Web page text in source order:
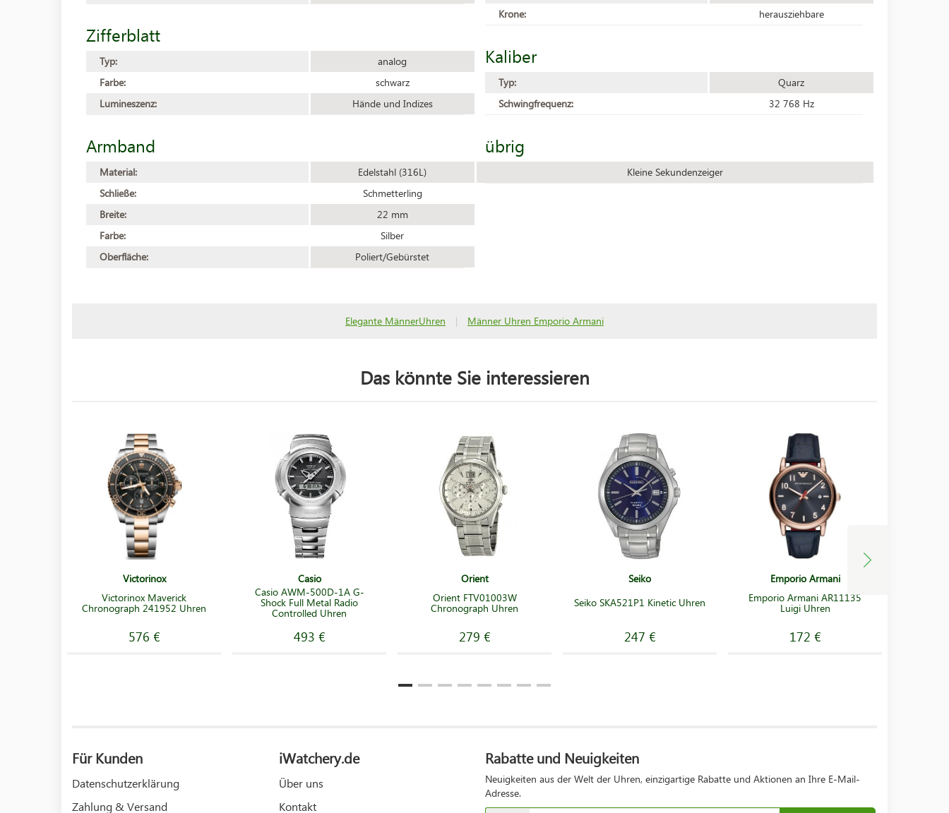
Zifferblatt
Typ:
analog
Farbe:
schwarz
Lumineszenz:
Hände und Indizes
Armband
Material:
Edelstahl (316L)
Schließe:
Schmetterling
Breite:
22 mm
Farbe:
Silber
Oberfläche:
Poliert/Gebürstet
Krone:
herausziehbare
Kaliber
Typ:
Quarz
Schwingfrequenz:
32 768 Hz
übrig
Kleine Sekundenzeiger
Elegante MännerUhren | Männer Uhren Emporio Armani
Das könnte Sie interessieren
Victorinox
Victorinox Maverick
Chronograph 241952 Uhren
576 €
Casio
Casio AWM-500D-1A G-
Shock Full Metal Radio
Controlled Uhren
493 €
Orient
Orient FTV01003W
Chronograph Uhren
279 €
Seiko
Seiko SKA521P1 Kinetic Uhren
247 €
Emporio Armani
Emporio Armani AR11135
Luigi Uhren
172 €
Für Kunden
Datenschutzerklärung
Zahlung & Versand
iWatchery.de
Über uns
Kontakt
Rabatte und Neuigkeiten
Neuigkeiten aus der Welt der Uhren, einzigartige Rabatte und Aktionen an Ihre E-Mail-
Adresse.